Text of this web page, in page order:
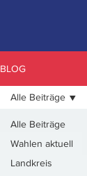
BLOG
Alle Beiträge
Wahlen aktuell
Landkreis
Alle Beiträge